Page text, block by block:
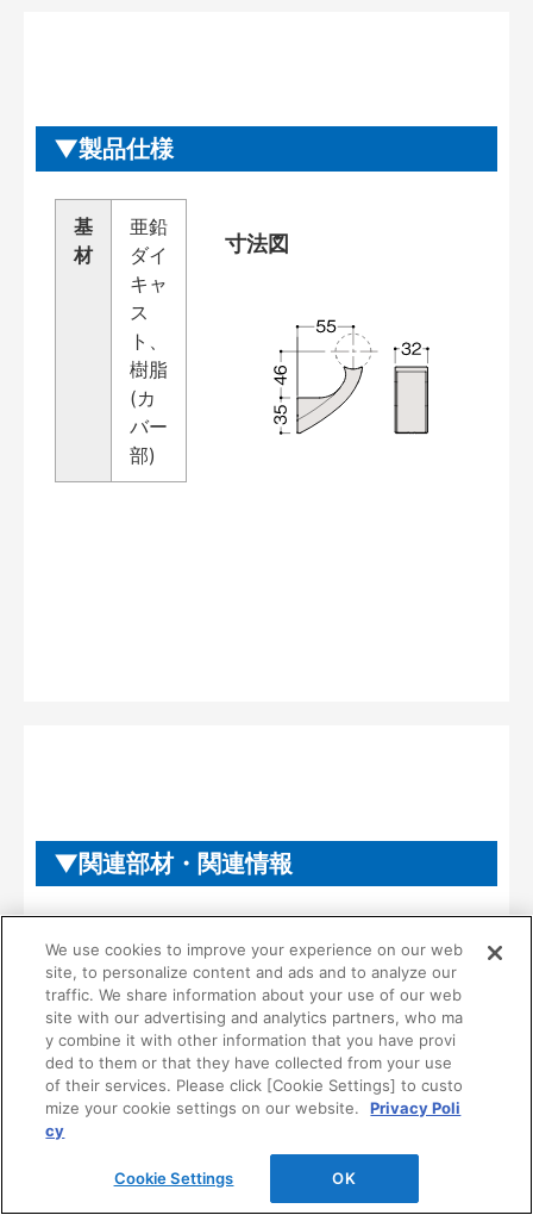
製品仕様
基
材
亜鉛
ダイ
キャ
ス
ト、
樹脂
(カ
バー
部)
寸法図
関連部材・関連情報
ご注意
ご採用・施工などにあたり、
ご注意・ご理解いただきたい
こと
■手摺に無理な力を加えたり、ぶら下がったりしな
いでください。
■湿気の多い水廻りでのご使用はお避けください。
We use cookies to improve your experience on our web
site, to personalize content and ads and to analyze our
traffic. We share information about your use of our web
site with our advertising and analytics partners, who ma
y combine it with other information that you have provi
ded to them or that they have collected from your use
of their services. Please click [Cookie Settings] to custo
mize your cookie settings on our website.
Privacy Poli
cy
Cookie Settings OK